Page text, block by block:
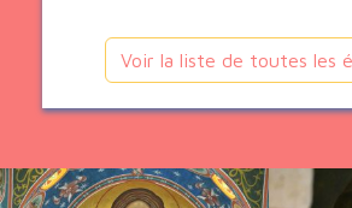
Voir la liste de toutes les